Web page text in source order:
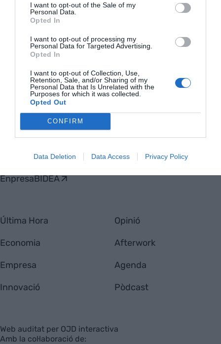
I want to opt-out of the Sale of my
Personal Data.
Opted In
I want to opt-out of processing my
Personal Data for Targeted Advertising.
Opted In
I want to opt-out of Collection, Use,
Retention, Sale, and/or Sharing of my
Personal Data that Is Unrelated with the
Purposes for which it was collected.
Opted Out
CONFIRM
Data Deletion Data Access Privacy Policy
Anterior
Contacta'ns
EnpresaBIDEA
Última Hora
Economia
Empresa
Innovació
Opinió
Afterwork
Agenda
Pòdcast
Web auditat per OJD interactiva
Amb la col·laboració de: